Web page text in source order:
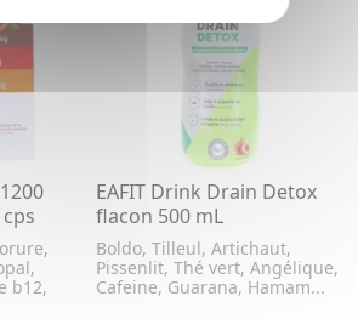
b12,
EAFIT Drink Drain Detox
flacon 500 mL
Boldo, Tilleul, Artichaut,
Pissenlit, Thé vert, Angélique,
Cafeine, Guarana, Hamam...